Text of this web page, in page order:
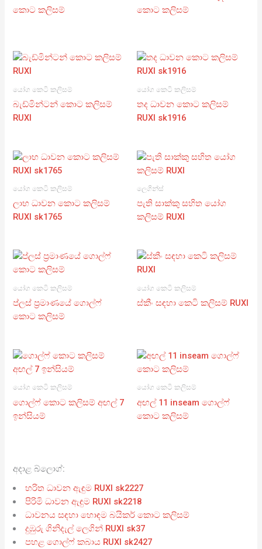
කොට කලිසම්
කොට කලිසම්
යෝග කෙටි කලිසම්
බැඩ්මින්ටන් කොට කලිසම්
RUXI
යෝග කෙටි කලිසම්
තද ධාවන කොට කලිසම්
RUXI sk1916
යෝග කෙටි කලිසම්
ලාභ ධාවන කොට කලිසම්
RUXI sk1765
ලෙගින්ස්
පැති සාක්කු සහිත යෝග
කලිසම් RUXI
යෝග කෙටි කලිසම්
ප්ලස් ප්‍රමාණයේ ගොල්ෆ්
කොට කලිසම්
යෝග කෙටි කලිසම්
ස්කීං සඳහා කෙටි කලිසම් RUXI
යෝග කෙටි කලිසම්
ගොල්ෆ් කොට කලිසම් අඟල් 7
ඉන්සියම්
යෝග කෙටි කලිසම්
අඟල් 11 inseam ගොල්ෆ්
කොට කලිසම්
අදාළ බ්ලොග්:
හරිත ධාවන ඇඳුම RUXI sk2227
පිරිමි ධාවන ඇඳුම RUXI sk2218
ධාවනය සඳහා හොඳම බයිකර් කොට කලිසම්
දුඹුරු ගිනිදැල් ලෙගින් RUXI sk37
පහළ ගොල්ෆ් කබාය RUXI sk2427